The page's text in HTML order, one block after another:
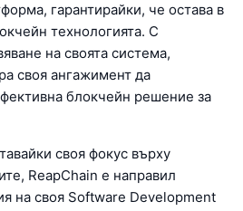
гарантирайки, че остава в
технологията. С
на своята система,
своя ангажимент да
блокчейн решение за
своя фокус върху
ReapChain е направил
на своя Software Development